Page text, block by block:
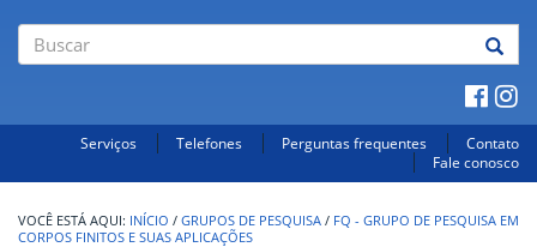
Serviços Telefones Perguntas frequentes
Contato
Fale conosco
INÍCIO / GRUPOS DE PESQUISA / FQ - GRUPO DE PESQUISA EM
CORPOS FINITOS E SUAS APLICAÇÕES